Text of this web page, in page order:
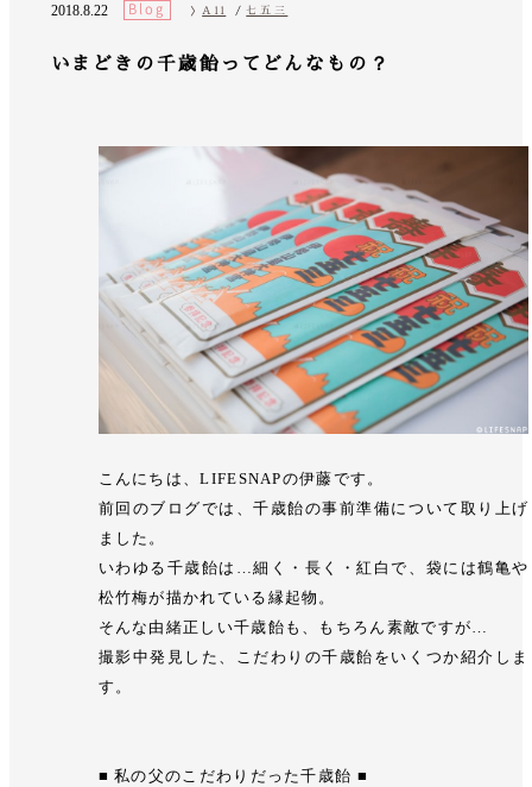
2018.8.22 All / 七五三
いまどきの千歳飴ってどんなもの？
こんにちは、LIFESNAPの伊藤です。
前回のブログでは、千歳飴の事前準備について取り上げ
ました。
いわゆる千歳飴は…細く・長く・紅白で、袋には鶴亀や
松竹梅が描かれている縁起物。
そんな由緒正しい千歳飴も、もちろん素敵ですが…
撮影中発見した、こだわりの千歳飴をいくつか紹介しま
す。
■ 私の父のこだわりだった千歳飴 ■